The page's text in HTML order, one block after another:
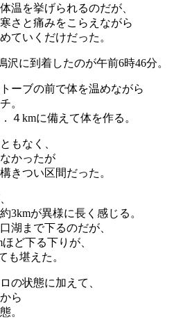
温を挙げられるのだが、
さと痛みをこらえながら
ていくだけだった。
に到着したのが午前6時46分。
ーブの前で体を温めながら
。
４kmに備えて体を作る。
もなく、
かったが
きつい区間だった。
3kmが異様に長く感じる。
湖まで下るのだが、
ど下る下りが、
も堪えた。
の状態に加えて、
ら
。